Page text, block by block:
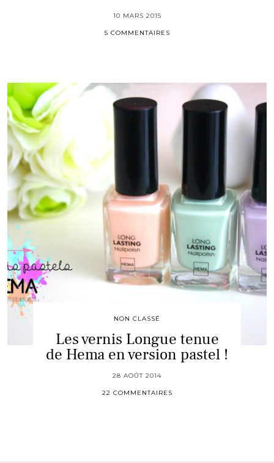
10 MARS 2015
5 COMMENTAIRES
NON CLASSÉ
Les vernis Longue tenue
de Hema en version pastel !
28 AOÛT 2014
22 COMMENTAIRES